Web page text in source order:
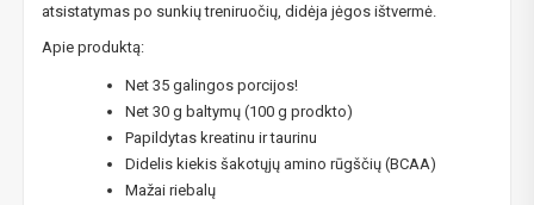
atsistatymas po sunkių treniruočių, didėja jėgos ištvermė.
Apie produktą:
Net 35 galingos porcijos!
Net 30 g baltymų (100 g prodkto)
Papildytas kreatinu ir taurinu
Didelis kiekis šakotųjų amino rūgščių (BCAA)
Mažai riebalų